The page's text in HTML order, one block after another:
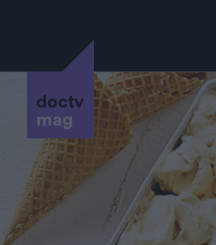
doctv
mag